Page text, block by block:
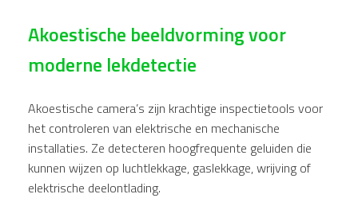
Akoestische beeldvorming voor
moderne lekdetectie
Akoestische camera’s zijn krachtige inspectietools voor
het controleren van elektrische en mechanische
installaties. Ze detecteren hoogfrequente geluiden die
kunnen wijzen op luchtlekkage, gaslekkage, wrijving of
elektrische deelontlading.